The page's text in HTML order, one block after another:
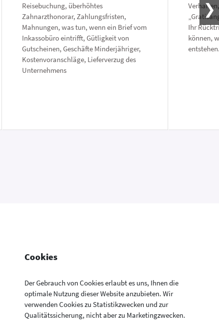
Cookies
Der Gebrauch von Cookies erlaubt es uns, Ihnen die
optimale Nutzung dieser Website anzubieten. Wir
verwenden Cookies zu Statistikzwecken und zur
Qualitätssicherung, nicht aber zu Marketingzwecken.
Reisebuchung, überhöhtes
Zahnarzthonorar, Zahlungsfristen,
Mahnungen, was tun, wenn ein Brief vom
Inkassobüro eintrifft, Gütligkeit von
Gutscheinen, Geschäfte Minderjähriger,
Kostenvoranschläge, Lieferverzug des
Unternehmens
Ihr
können,
Konsumentenfragen Newsletter
Aktuelle Neuigkeiten aus allen Bereichen der
Newsletter Kontakt
Datenschutzerklärung